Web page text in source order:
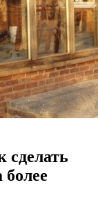
сделать
более